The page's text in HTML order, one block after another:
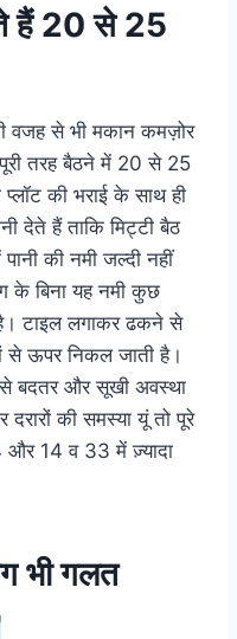
हैं 20 से 25
वजह से भी मकान कमज़ोर
तरह बैठने में 20 से 25
की भराई के साथ ही
देते हैं ताकि मिट्टी बैठ
की नमी जल्दी नहीं
के बिना यह नमी कुछ
है। टाइल लगाकर ढकने से
से ऊपर निकल जाती है।
से बदतर और सूखी अवस्था
की समस्या यूं तो पूरे
14 व 33 में ज़्यादा
भी गलत